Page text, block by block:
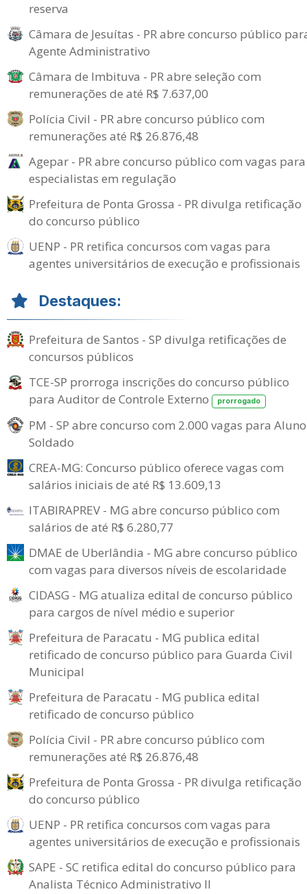
reserva
Câmara de Jesuítas - PR abre concurso público
Agente Administrativo
Câmara de Imbituva - PR abre seleção com
remunerações de até R$ 7.637,00
Polícia Civil - PR abre concurso público com
remunerações até R$ 26.876,48
Agepar - PR abre concurso público com vagas para
especialistas em regulação
Prefeitura de Ponta Grossa - PR divulga retificação
do concurso público
UENP - PR retifica concursos com vagas para
agentes universitários de execução e profissionais
Destaques:
Prefeitura de Santos - SP divulga retificações de
concursos públicos
TCE-SP prorroga inscrições do concurso público
para Auditor de Controle Externo
prorrogado
PM - SP abre concurso com 2.000 vagas para
Soldado
CREA-MG: Concurso público oferece vagas com
salários iniciais de até R$ 13.609,13
ITABIRAPREV - MG abre concurso público com
salários de até R$ 6.280,77
DMAE de Uberlândia - MG abre concurso público
com vagas para diversos níveis de escolaridade
CIDASG - MG atualiza edital de concurso público
para cargos de nível médio e superior
Prefeitura de Paracatu - MG publica edital
retificado de concurso público para Guarda Civil
Municipal
Prefeitura de Paracatu - MG publica edital
retificado de concurso público
Polícia Civil - PR abre concurso público com
remunerações até R$ 26.876,48
Prefeitura de Ponta Grossa - PR divulga retificação
do concurso público
UENP - PR retifica concursos com vagas para
agentes universitários de execução e profissionais
SAPE - SC retifica edital do concurso público para
Analista Técnico Administrativo II